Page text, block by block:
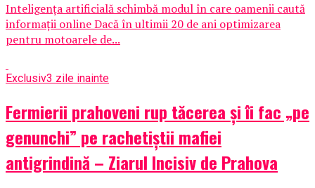
Inteligența artificială schimbă modul în care oamenii caută
informații online Dacă în ultimii 20 de ani optimizarea
pentru motoarele de...
Exclusiv3 zile inainte
Fermierii prahoveni rup tăcerea și îi fac „pe
genunchi” pe rachetiștii mafiei
antigrindină – Ziarul Incisiv de Prahova